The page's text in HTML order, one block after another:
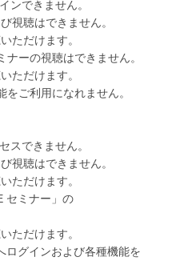
できません。
聴はできません。
だけます。
ーの視聴はできません。
だけます。
ご利用になれません。
できません。
聴はできません。
だけます。
ミナー」の
だけます。
グインおよび各種機能を